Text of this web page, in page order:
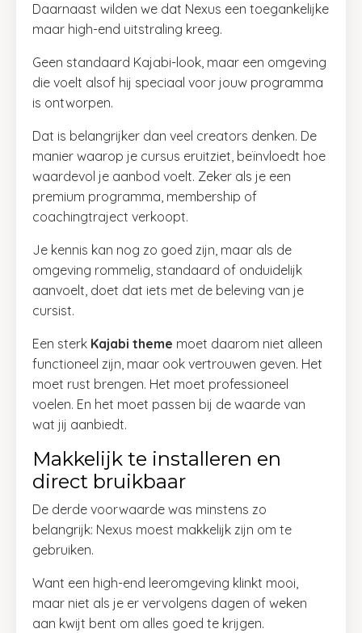
Daarnaast wilden we dat Nexus een toegankelijke
maar high-end uitstraling kreeg.
Geen standaard Kajabi-look, maar een omgeving
die voelt alsof hij speciaal voor jouw programma
is ontworpen.
Dat is belangrijker dan veel creators denken. De
manier waarop je cursus eruitziet, beïnvloedt hoe
waardevol je aanbod voelt. Zeker als je een
premium programma, membership of
coachingtraject verkoopt.
Je kennis kan nog zo goed zijn, maar als de
omgeving rommelig, standaard of onduidelijk
aanvoelt, doet dat iets met de beleving van je
cursist.
Een sterk Kajabi theme moet daarom niet alleen
functioneel zijn, maar ook vertrouwen geven. Het
moet rust brengen. Het moet professioneel
voelen. En het moet passen bij de waarde van
wat jij aanbiedt.
Makkelijk te installeren en
direct bruikbaar
De derde voorwaarde was minstens zo
belangrijk: Nexus moest makkelijk zijn om te
gebruiken.
Want een high-end leeromgeving klinkt mooi,
maar niet als je er vervolgens dagen of weken
aan kwijt bent om alles goed te krijgen.